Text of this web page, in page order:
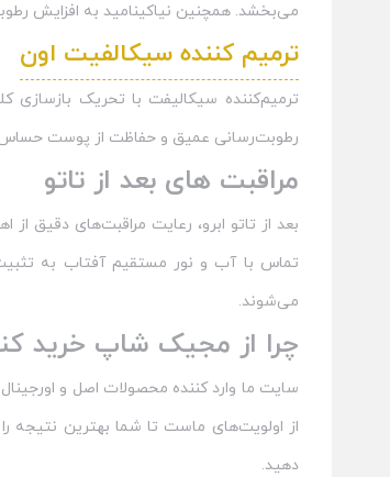
می‌بخشد. همچنین نیاکینامید به افزایش
ترمیم کننده سیکالفیت اون
ترمیم‌کننده سیکالیفت با تحریک
رطوبت‌رسانی عمیق و حفاظت از پوست حساس
مراقبت های بعد از تاتو
بعد از تاتو ابرو، رعایت مراقبت‌های دقیق
تماس با آب و نور مستقیم آفتاب به
می‌شوند.
چرا از مجیک شاپ خرید
سایت ما وارد کننده محصولات اصل و
از اولویت‌های ماست تا شما بهترین نتیجه
دهید.